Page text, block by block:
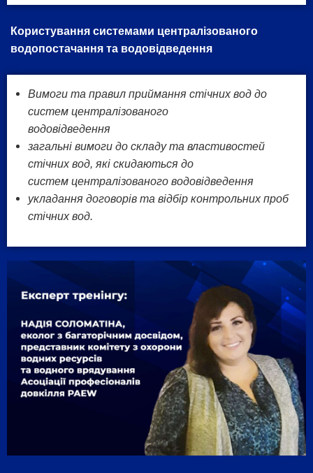
Користування системами централізованого
водопостачання та водовідведення
Вимоги та правил приймання стічних вод до
систем централізованого
водовідведення
загальні вимоги до складу та властивостей
стічних вод, які скидаються до
систем централізованого водовідведення
укладання договорів та відбір контрольних проб
стічних вод.